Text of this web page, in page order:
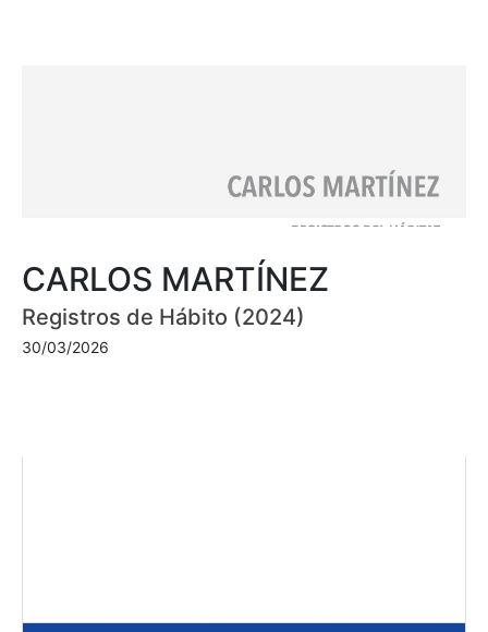
CARLOS MARTÍNEZ
Registros de Hábito (2024)
30/03/2026